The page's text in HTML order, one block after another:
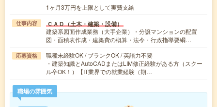
1ヶ月3万円を上限として実費支給
仕事内容 ＣＡＤ（土木・建築・設備）
建築系図面作成業務（大手企業）・分譲マンションの配置
図・面積表作成・建築費の概算・法令・行政指導要綱…
応募資格
職種未経験OK / ブランクOK / 英語力不要
・建築知識とAutoCADまたはLIM修正経験がある方（スクー
ル卒OK！）【IT業界での就業経験（期…
職場の雰囲気